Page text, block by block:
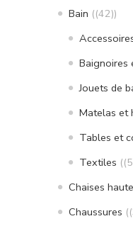
Bain (42)
Baignoires
Jouets de
Matelas et
Tables et
Textiles
Chaises
Chaussures